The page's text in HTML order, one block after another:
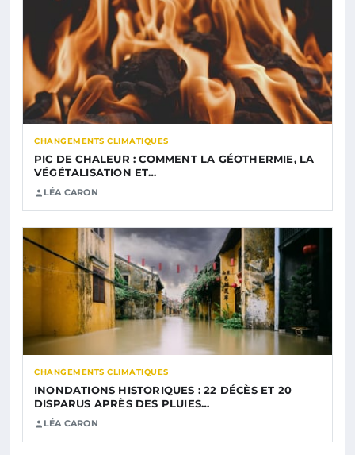
CHANGEMENTS CLIMATIQUES
PIC DE CHALEUR : COMMENT LA GÉOTHERMIE, LA
VÉGÉTALISATION ET…
LÉA CARON
CHANGEMENTS CLIMATIQUES
INONDATIONS HISTORIQUES : 22 DÉCÈS ET 20
DISPARUS APRÈS DES PLUIES…
LÉA CARON